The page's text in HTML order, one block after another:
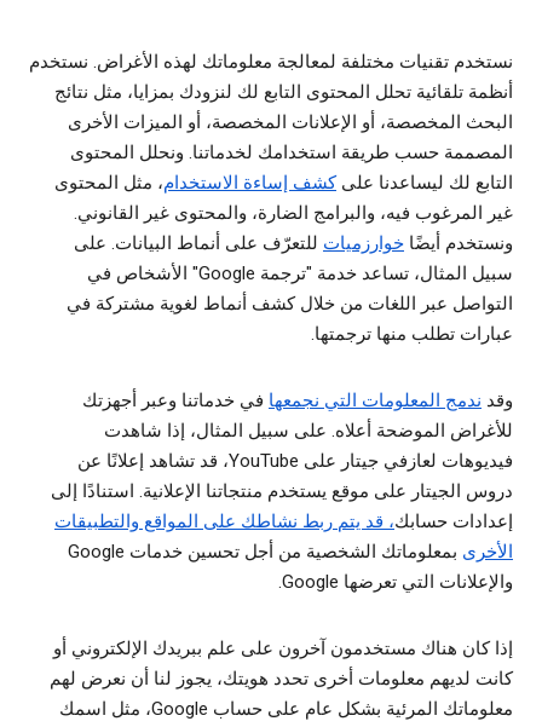
نستخدم تقنيات مختلفة لمعالجة معلوماتك لهذه الأغراض. نستخدم
أنظمة تلقائية تحلل المحتوى التابع لك لنزودك بمزايا، مثل نتائج
البحث المخصصة، أو الإعلانات المخصصة، أو الميزات الأخرى
المصممة حسب طريقة استخدامك لخدماتنا. ونحلل المحتوى
التابع لك ليساعدنا علىكشف إساءة الاستخدام، مثل المحتوى
غير المرغوب فيه، والبرامج الضارة، والمحتوى غير القانوني.
ونستخدم أيضًا خوارزميات للتعرّف على أنماط البيانات. على
سبيل المثال، تساعد خدمة "ترجمة Google" الأشخاص في
التواصل عبر اللغات من خلال كشف أنماط لغوية مشتركة في
عبارات تطلب منها ترجمتها.
وقد ندمج المعلومات التي نجمعها في خدماتنا وعبر أجهزتك
للأغراض الموضحة أعلاه. على سبيل المثال، إذا شاهدت
فيديوهات لعازفي جيتار على YouTube، قد تشاهد إعلانًا عن
دروس الجيتار على موقع يستخدم منتجاتنا الإعلانية. استنادًا إلى
إعدادات حسابك، قد يتم ربط نشاطك على المواقع والتطبيقات
الأخرى
بمعلوماتك الشخصية من أجل تحسين خدمات Google
والإعلانات التي تعرضها Google.
إذا كان هناك مستخدمون آخرون على علم ببريدك الإلكتروني أو
كانت لديهم معلومات أخرى تحدد هويتك، يجوز لنا أن نعرض لهم
معلوماتك المرئية بشكل عام على حساب Google، مثل اسمك